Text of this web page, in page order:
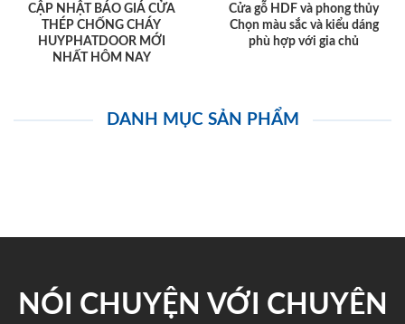
CẬP NHẬT BÁO GIÁ CỬA
THÉP CHỐNG CHÁY
HUYPHATDOOR MỚI
NHẤT HÔM NAY
Cửa gỗ HDF và phong thủy
Chọn màu sắc và kiểu dáng
phù hợp với gia chủ
DANH MỤC SẢN PHẨM
NÓI CHUYỆN VỚI CHUYÊN